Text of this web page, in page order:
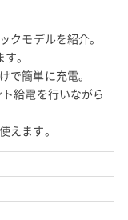
クモデルを紹介。
。
で簡単に充電。
給電を行いながら
えます。